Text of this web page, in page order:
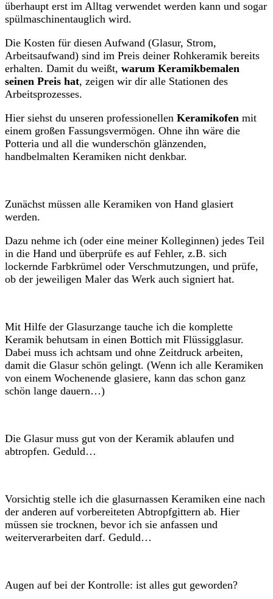
überhaupt erst im Alltag verwendet werden kann und sogar
spülmaschinentauglich wird.
Die Kosten für diesen Aufwand (Glasur, Strom,
Arbeitsaufwand) sind im Preis deiner Rohkeramik bereits
erhalten. Damit du weißt, warum Keramikbemalen
seinen Preis hat, zeigen wir dir alle Stationen des
Arbeitsprozesses.
Hier siehst du unseren professionellen Keramikofen mit
einem großen Fassungsvermögen. Ohne ihn wäre die
Potteria und all die wunderschön glänzenden,
handbelmalten Keramiken nicht denkbar.
Zunächst müssen alle Keramiken von Hand glasiert
werden.
Dazu nehme ich (oder eine meiner Kolleginnen) jedes Teil
in die Hand und überprüfe es auf Fehler, z.B. sich
lockernde Farbkrümel oder Verschmutzungen, und prüfe,
ob der jeweiligen Maler das Werk auch signiert hat.
Mit Hilfe der Glasurzange tauche ich die komplette
Keramik behutsam in einen Bottich mit Flüssigglasur.
Dabei muss ich achtsam und ohne Zeitdruck arbeiten,
damit die Glasur schön gelingt. (Wenn ich alle Keramiken
von einem Wochenende glasiere, kann das schon ganz
schön lange dauern…)
Die Glasur muss gut von der Keramik ablaufen und
abtropfen. Geduld…
Vorsichtig stelle ich die glasurnassen Keramiken eine nach
der anderen auf vorbereiteten Abtropfgittern ab. Hier
müssen sie trocknen, bevor ich sie anfassen und
weiterverarbeiten darf. Geduld…
Augen auf bei der Kontrolle: ist alles gut geworden?